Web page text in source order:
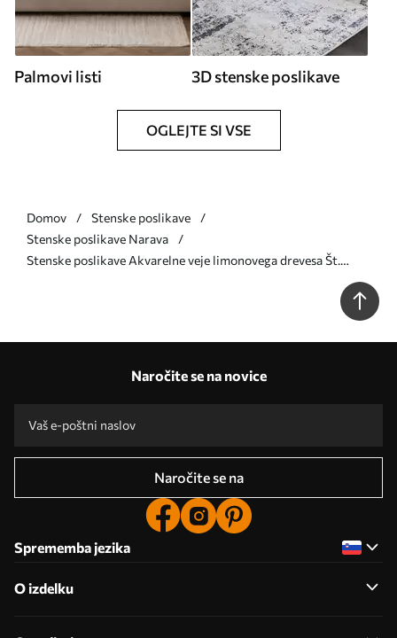
Palmovi listi 3D stenske poslikave
OGLEJTE SI VSE
Domov
Stenske poslikave
Stenske poslikave Narava
Stenske poslikave Akvarelne veje limonovega drevesa Št.
Naročite se na novice
Naročite se na
Sprememba jezika
O izdelku